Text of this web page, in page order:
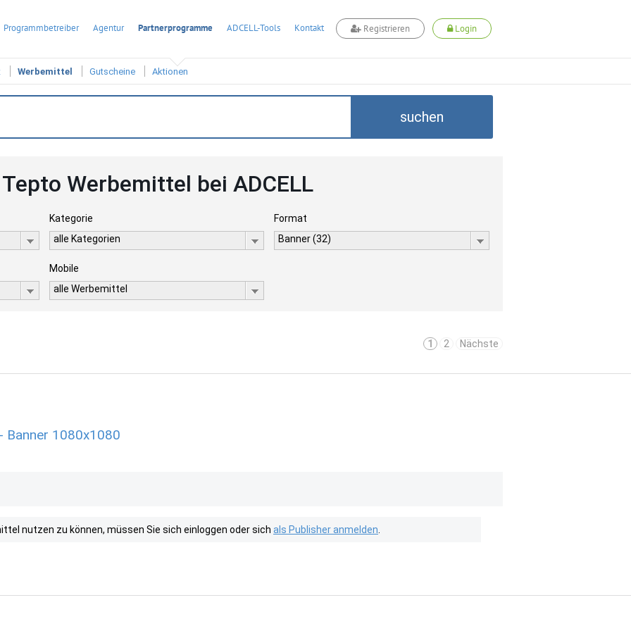
Programmbetreiber Agentur Partnerprogramme ADCELL-Tools Kontakt Registrieren Login
Werbemittel Gutscheine Aktionen
suchen
Tepto Werbemittel bei ADCELL
Kategorie
alle Kategorien
Format
Banner (32)
Mobile
alle Werbemittel
1 2 Nächste
Banner 1080x1080
nutzen zu können, müssen Sie sich einloggen oder sich als Publisher anmelden